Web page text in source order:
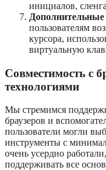
инициалов,
пользователям
курсора,
виртуальную
Совместимость с
технологиями
Мы стремимся
браузеров и
пользователи могли
инструменты с
очень усердно
поддерживать все